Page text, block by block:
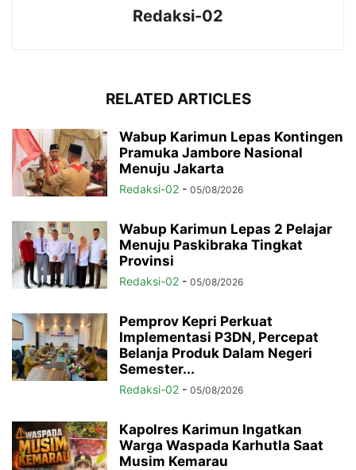
Redaksi-02
RELATED ARTICLES
Wabup Karimun Lepas Kontingen
Pramuka Jambore Nasional
Menuju Jakarta
Redaksi-02 - 05/08/2026
Wabup Karimun Lepas 2 Pelajar
Menuju Paskibraka Tingkat
Provinsi
Redaksi-02 - 05/08/2026
Pemprov Kepri Perkuat
Implementasi P3DN, Percepat
Belanja Produk Dalam Negeri
Semester...
Redaksi-02 - 05/08/2026
Kapolres Karimun Ingatkan
Warga Waspada Karhutla Saat
Musim Kemarau